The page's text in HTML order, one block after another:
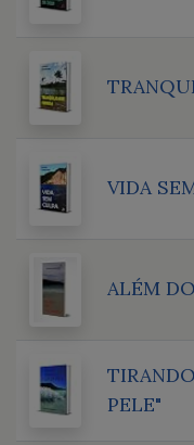
VIDA
ALÉM
PELE"